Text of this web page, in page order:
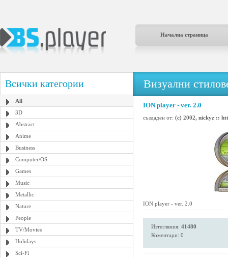
Начална страница
Всички категории
All
3D
Abstract
Anime
Business
Computer/OS
Games
Music
Metallic
Nature
People
TV/Movies
Holidays
Sci-Fi
Визуални
ION player - ver. 2.0
създаден от: (c) 2002, nickyz ::
ION player - ver. 2.0
Изтегляния: 41480
Коментари: 0